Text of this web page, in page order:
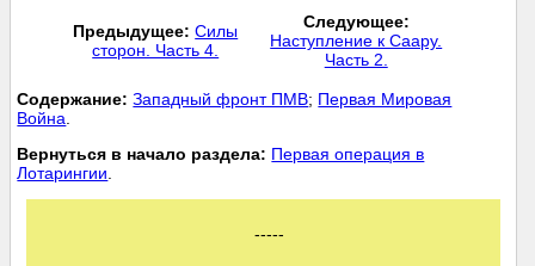
Предыдущее: Силы
сторон. Часть 4.
Следующее:
Наступление к Саару.
Часть 2.
Cодержание: Западный фронт ПМВ; Первая Мировая
Война
Вернуться в начало раздела: Первая операция в
Лотарингии
-----